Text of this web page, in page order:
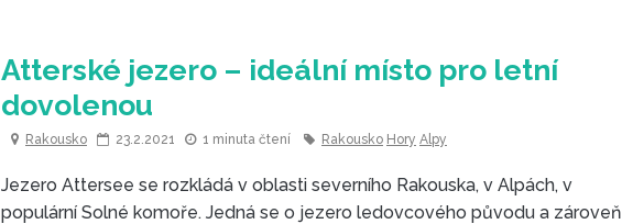
Atterské jezero – ideální místo pro letní
dovolenou
Rakousko 23.2.2021 1 minuta čtení Rakousko Hory Alpy
Jezero Attersee se rozkládá v oblasti severního Rakouska, v Alpách, v
populární Solné komoře. Jedná se o jezero ledovcového původu a zároveň